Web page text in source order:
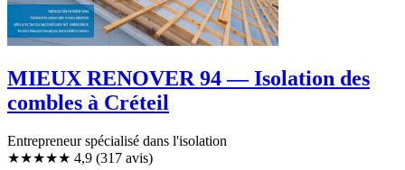
MIEUX RENOVER 94 — Isolation des
combles à Créteil
Entrepreneur spécialisé dans l'isolation
★★★★★ 4,9 (317 avis)